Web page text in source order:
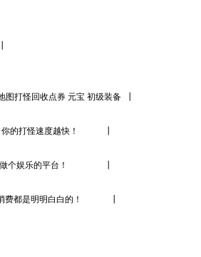
打怪回收点券 元宝 初级装备 ┃
你的打怪速度越快！ ┃
家做个娱乐的平台！ ┃
消费都是明明白白的！ ┃